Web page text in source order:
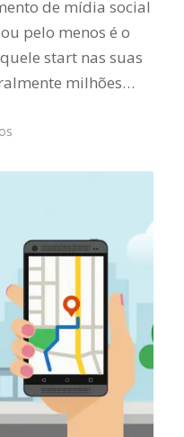
de mídia social
pelo menos é o
start nas suas
milhões…